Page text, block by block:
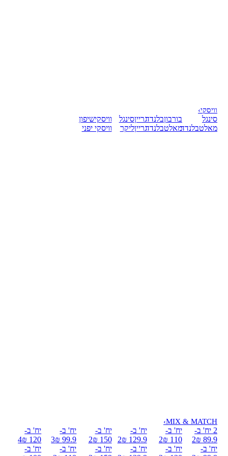
וויסקי›
סינגל
מאלטבלנדד
בורבוןבלנדד
מאלטבלנדד
גרייןסינגל
גרייןליקר
וויסקישיפון
וויסקי יפני
MIX & MATCH
›
2 יח' ב-
89.9 ₪
2
יח' ב-
יח' ב-
110 ₪
2
יח' ב-
יח' ב-
129.9 ₪
2
יח' ב-
יח' ב-
150 ₪
2
יח' ב-
יח' ב-
99.9 ₪
3
יח' ב-
יח' ב-
120 ₪
4
יח' ב-